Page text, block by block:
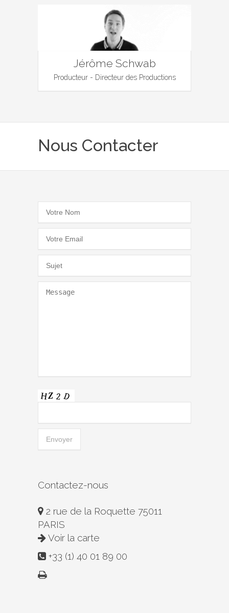
Jérôme Schwab
Producteur - Directeur des Productions
Nous Contacter
Contactez-nous
2 rue de la Roquette 75011
PARIS
Voir la carte
+33 (1) 40 01 89 00